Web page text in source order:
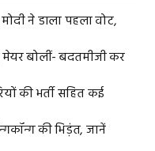
ने डाला पहला वोट,
बोलीं- बदतमीजी कर
की भर्ती सहित कई
की भिड़ंत, जानें